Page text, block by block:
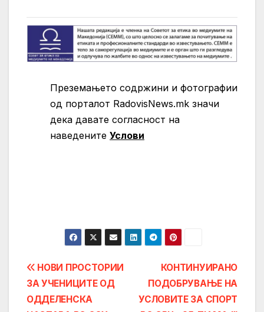
Преземањето содржини и фотографии
од порталот RadovisNews.mk значи
дека давате согласност на
нaведените Услови
Post
navigation
КОНТИНУИРАНО
ПОДОБРУВАЊЕ НА
УСЛОВИТЕ ЗА СПОРТ
НОВИ ПРОСТОРИИ
ЗА УЧЕНИЦИТЕ ОД
ОДДЕЛЕНСКА